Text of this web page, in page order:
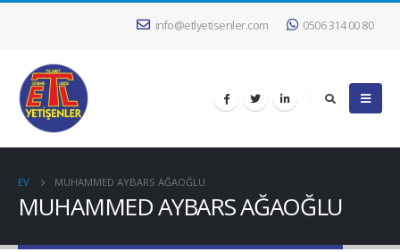
info@etlyetisenler.com 0506 314 00 80
EV MUHAMMED AYBARS AĞAOĞLU
MUHAMMED AYBARS AĞAOĞLU